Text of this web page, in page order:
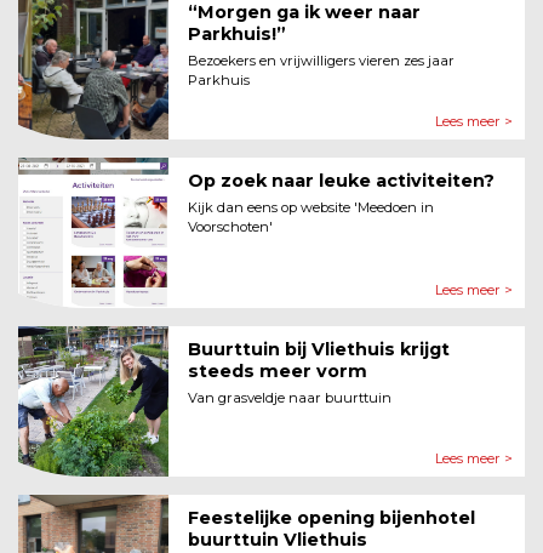
“Morgen ga ik weer naar
Parkhuis!”
Bezoekers en vrijwilligers vieren zes jaar
Parkhuis
Lees meer >
Op zoek naar leuke activiteiten?
Kijk dan eens op website 'Meedoen in
Voorschoten'
Lees meer >
Buurttuin bij Vliethuis krijgt
steeds meer vorm
Van grasveldje naar buurttuin
Lees meer >
Feestelijke opening bijenhotel
buurttuin Vliethuis